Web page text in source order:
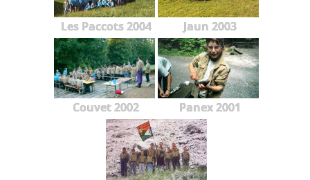
Les Paccots 2004 Jaun 2003
Couvet 2002 Panex 2001